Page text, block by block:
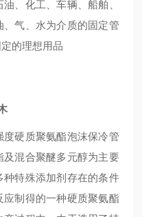
、化工、车辆、船舶、
气、水为介质的固定管
的理想用品
硬质聚氨酯泡沫保冷管
混合聚醚多元醇为主要
特殊添加剂存在的条件
制得的一种硬质聚氨酯